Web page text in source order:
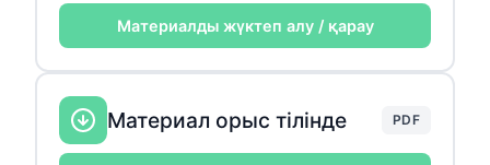
Материалды жүктеп алу / қарау
Материал орыс тілінде PDF